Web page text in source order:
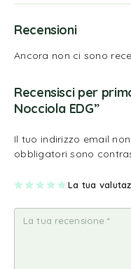
Recensioni
Ancora non ci sono
Recensisci per
Nocciola EDG”
Il tuo indirizzo email
obbligatori sono
La tua
1
a
2
e
su
5
3
e
su
5
4
e
su
5
5
e
su
5